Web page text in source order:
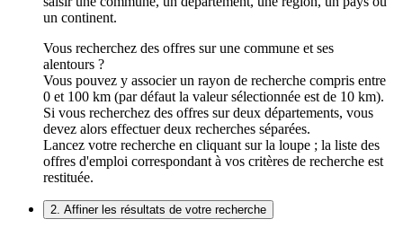
un continent.
Vous recherchez des offres sur une commune et ses
alentours ?
Vous pouvez y associer un rayon de recherche compris entre
0 et 100 km (par défaut la valeur sélectionnée est de 10 km).
Si vous recherchez des offres sur deux départements, vous
devez alors effectuer deux recherches séparées.
Lancez votre recherche en cliquant sur la loupe ; la liste des
offres d'emploi correspondant à vos critères de recherche est
restituée.
2. Affiner les résultats de votre recherche